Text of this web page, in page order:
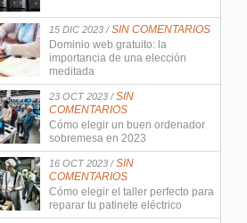
15 DIC 2023 /SIN COMENTARIOS
Dominio web gratuito: la
importancia de una elección
meditada
23 OCT 2023 /SIN
COMENTARIOS
Cómo elegir un buen ordenador
sobremesa en 2023
16 OCT 2023 /SIN
COMENTARIOS
Cómo elegir el taller perfecto para
reparar tu patinete eléctrico